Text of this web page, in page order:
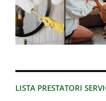
LISTA PRESTATORI